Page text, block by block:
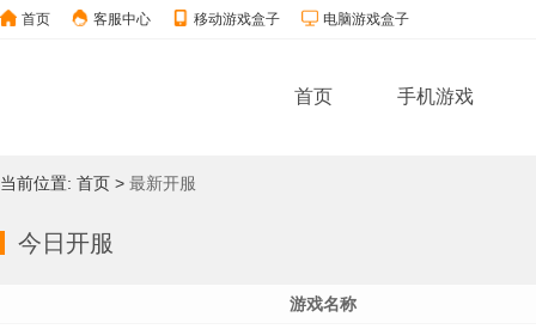
首页 客服中心 移动游戏盒子 电脑游戏盒子
首页 手机游戏
当前位置: 首页 > 最新开服
今日开服
游戏名称